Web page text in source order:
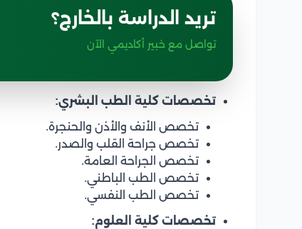
تريد الدراسة بالخارج؟
تواصل مع خبير أكاديمي الآن
تخصصات كلية الطب البشري:
تخصص الأنف والأذن والحنجرة.
تخصص جراحة القلب والصدر.
تخصص الجراحة العامة.
تخصص الطب الباطني.
تخصص الطب النفسي.
تخصصات كلية العلوم: